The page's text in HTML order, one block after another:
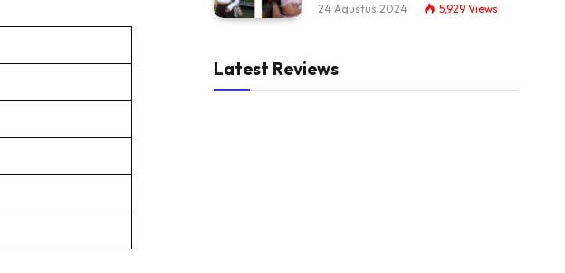
24 Agustus 2024 5,929 Views
Latest Reviews